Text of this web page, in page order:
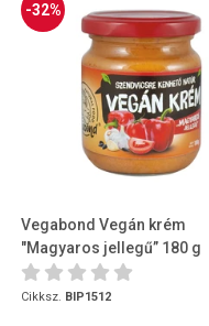
-32%
Vegabond Vegán krém
"Magyaros jellegű” 180 g
Cikksz. BIP1512